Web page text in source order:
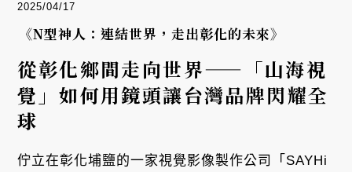
2025/04/17
《N型神人：連結世界，走出彰化的未來》
從彰化鄉間走向世界——「山海視
覺」如何用鏡頭讓台灣品牌閃耀全
球
佇立在彰化埔鹽的一家視覺影像製作公司「SAYHi